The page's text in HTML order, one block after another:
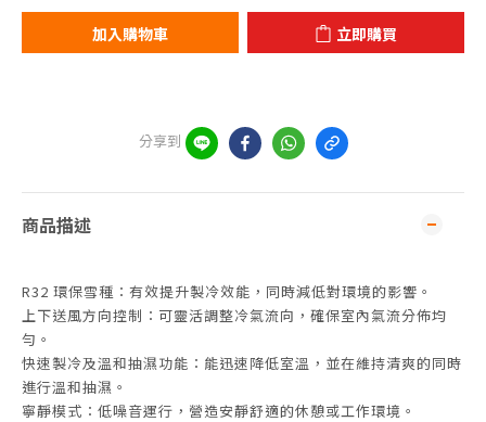
加入購物車 立即購買
分享到
商品描述
R32 環保雪種：有效提升製冷效能，同時減低對環境的影響。
上下送風方向控制：可靈活調整冷氣流向，確保室內氣流分佈均
勻。
快速製冷及溫和抽濕功能：能迅速降低室溫，並在維持清爽的同時
進行溫和抽濕。
寧靜模式：低噪音運行，營造安靜舒適的休憩或工作環境。